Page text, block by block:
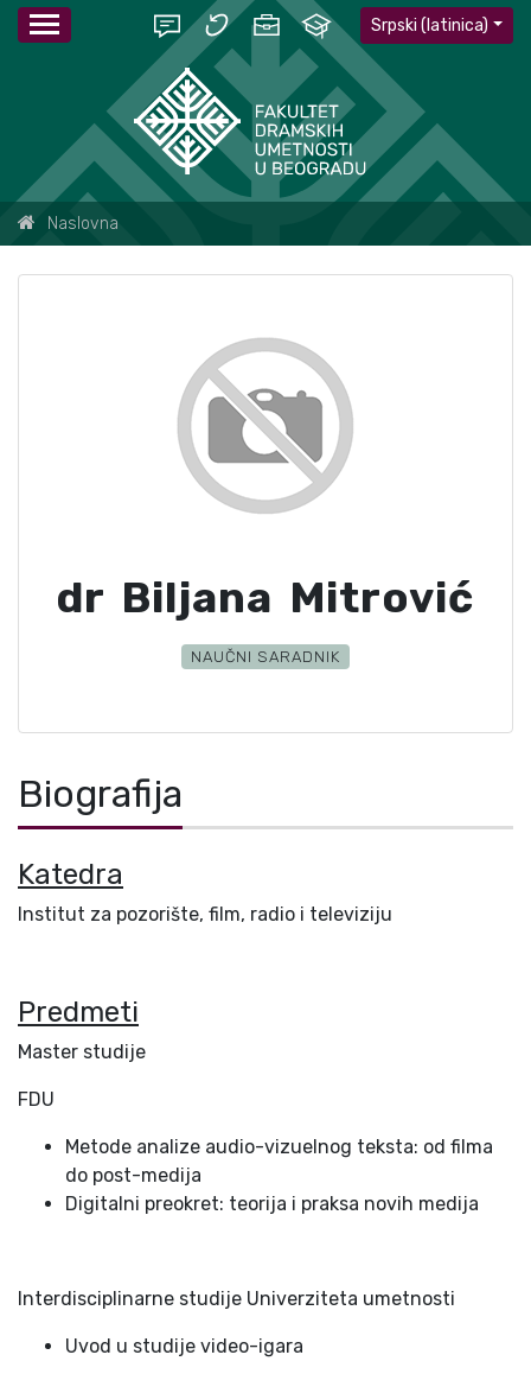
Srpski (latinica)
Naslovna
dr Biljana Mitrović
NAUČNI SARADNIK
Biografija
Katedra
Institut za pozorište, film, radio i televiziju
Predmeti
Master studije
FDU
Metode analize audio-vizuelnog teksta: od filma
do post-medija
Digitalni preokret: teorija i praksa novih medija
Interdisciplinarne studije Univerziteta umetnosti
Uvod u studije video-igara